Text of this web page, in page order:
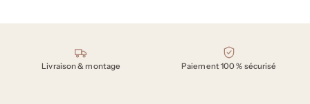
Nos engagements
Livraison & montage Paiement 100 % sécurisé